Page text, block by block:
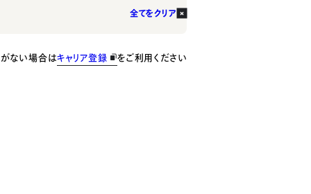
全てをクリア
ない場合はキャリア登録 をご利用ください